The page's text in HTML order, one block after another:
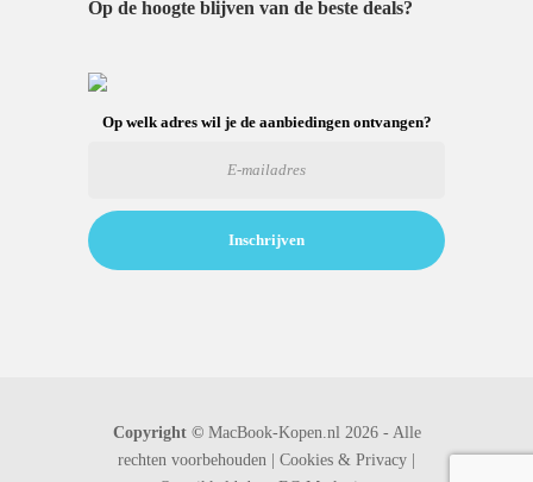
Op de hoogte blijven van de beste deals?
Op welk adres wil je de aanbiedingen ontvangen?
Copyright ©MacBook-Kopen.nl 2026 - Alle
rechten voorbehouden | Cookies & Privacy |